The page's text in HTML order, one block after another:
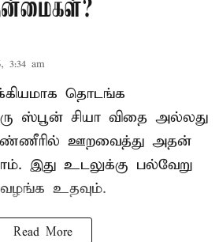
3:34 am
தொடங்க
ஸ்பூன் சியா விதை அல்லது
ஊறவைத்து அதன்
இது உடலுக்கு பல்வேறு
உதவும்.
Read More